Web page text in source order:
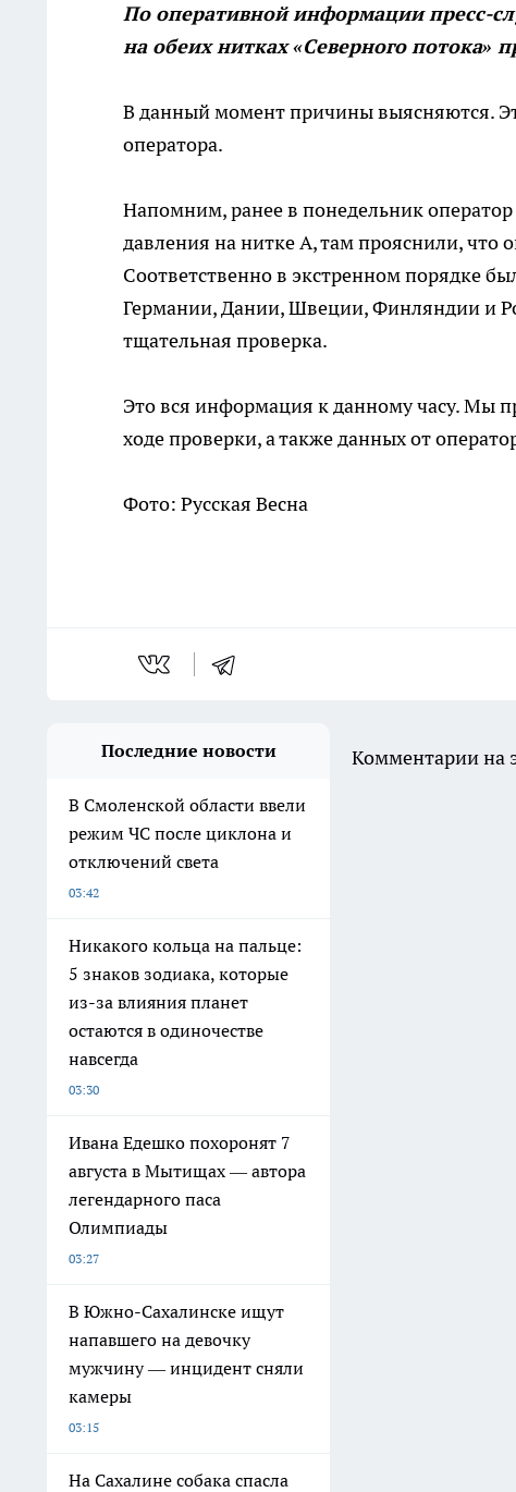
По оперативной информации пресс-
на обеих нитках «Северного потока»
В данный момент причины выясняются.
оператора.
Напомним, ранее в понедельник
давления на нитке А, там прояснили, что
Соответственно в экстренном порядке
Германии, Дании, Швеции, Финляндии и
тщательная проверка.
Это вся информация к данному часу. Мы
ходе проверки, а также данных от
Фото: Русская Весна
Последние новости
В Смоленской области ввели
режим ЧС после циклона и
отключений света
03:42
Никакого кольца на пальце:
5 знаков зодиака, которые
из-за влияния планет
остаются в одиночестве
навсегда
03:30
Ивана Едешко похоронят 7
августа в Мытищах — автора
легендарного паса
Олимпиады
03:27
В Южно-Сахалинске ищут
напавшего на девочку
мужчину — инцидент сняли
камеры
03:15
На Сахалине собака спасла
Комментарии на